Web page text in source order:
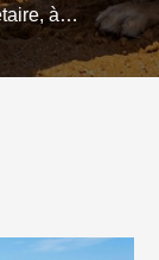
à
Il est
à
la